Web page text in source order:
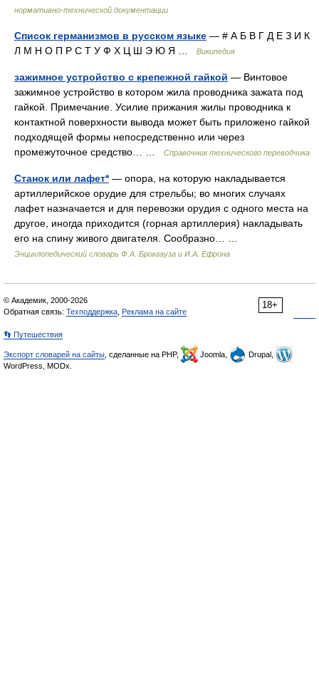
нормативно-технической документации
Список германизмов в русском языке — # А Б В Г Д Е З И К
Л М Н О П Р С Т У Ф Х Ц Ш Э Ю Я …
Википедия
зажимное устройство с крепежной гайкой — Винтовое
зажимное устройство в котором жила проводника зажата под
гайкой. Примечание. Усилие прижания жилы проводника к
контактной поверхности вывода может быть приложено гайкой
подходящей формы непосредственно или через
промежуточное средство… …
Справочник технического переводчика
Станок или лафет*— опора, на которую накладывается
артиллерийское орудие для стрельбы; во многих случаях
лафет назначается и для перевозки орудия с одного места на
другое, иногда приходится (горная артиллерия) накладывать
его на спину живого двигателя. Сообразно… …
Энциклопедический словарь Ф.А. Брокгауза и И.А. Ефрона
18+
© Академик, 2000-2026
Обратная связь: Техподдержка Реклама на сайте
👣 Путешествия
Экспорт словарей на сайты , сделанные на PHP, Joomla,
Drupal,
WordPress, MODx.